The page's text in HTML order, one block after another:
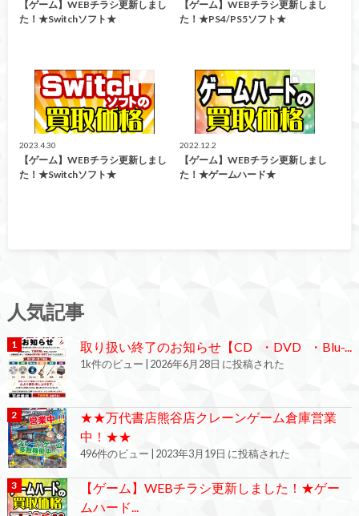
【ゲーム】WEBチラシ更新しまし
た！★Switchソフト★
【ゲーム】WEBチラシ更新しまし
た！★PS4/PS5ソフト★
買取告知
2023.4.30
【ゲーム】WEBチラシ更新しまし
た！★Switchソフト★
買取告知
2022.12.2
【ゲーム】WEBチラシ更新しまし
た！★ゲームハード★
人気記事
取り扱い終了のお知らせ【CD ・DVD ・Blu-...
1k件のビュー 2026年6月28日 に投稿された
★★万代書店熊谷店クレーンゲーム倉庫営業
中！★★
496件のビュー 2023年3月19日 に投稿された
【ゲーム】WEBチラシ更新しました！★ゲー
ムハード...